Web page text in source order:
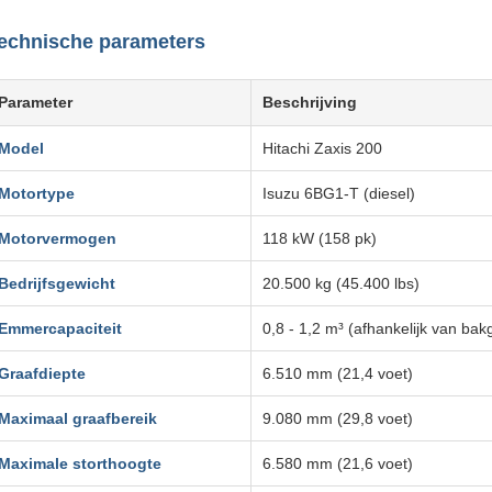
parameters
Beschrijving
Hitachi Zaxis 200
Isuzu 6BG1-T (diesel)
118 kW (158 pk)
20.500 kg (45.400 lbs)
0,8 - 1,2 m³ (afhankelijk van
6.510 mm (21,4 voet)
graafbereik 9.080 mm (29,8 voet)
storthoogte 6.580 mm (21,6 voet)